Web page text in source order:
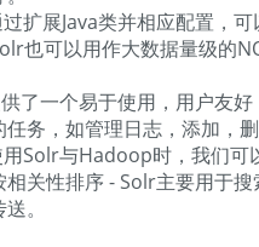
扩展Java类并相应配置，
也可以用作大数据量级的
了一个易于使用，用户友
务，如管理日志，添加，
Solr与Hadoop时，我们可
关性排序 - Solr主要用于
。